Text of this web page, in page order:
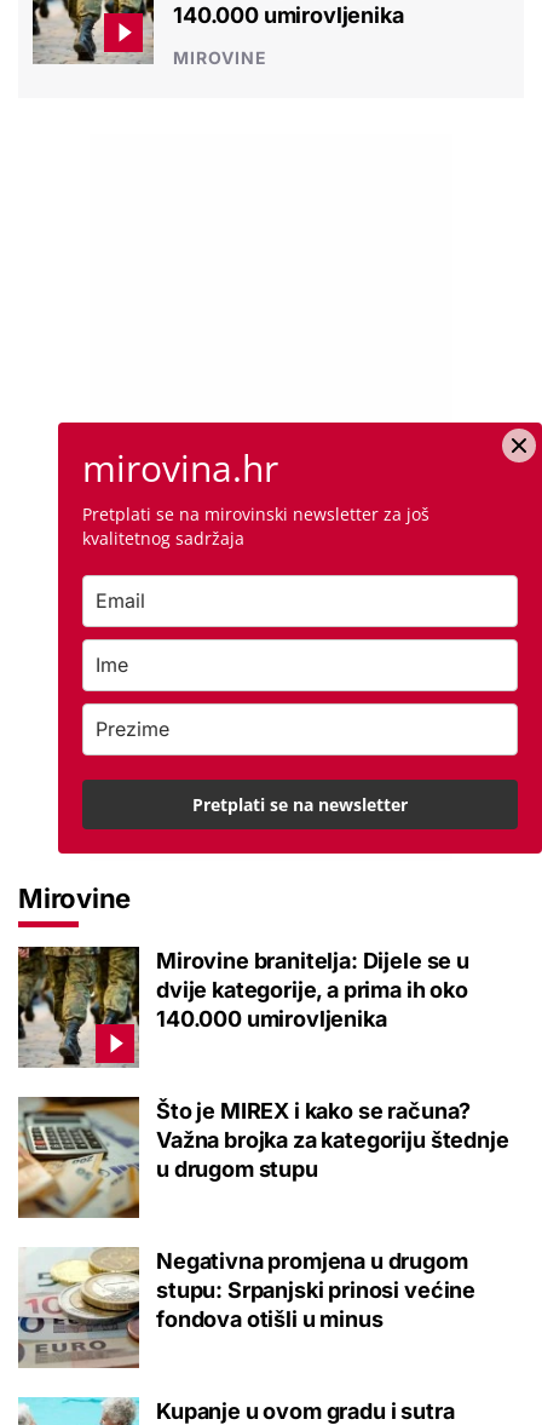
140.000 umirovljenika
MIROVINE
Mirovine
Mirovine branitelja: Dijele se u
dvije kategorije, a prima ih oko
140.000 umirovljenika
Što je MIREX i kako se računa?
Važna brojka za kategoriju štednje
u drugom stupu
Negativna promjena u drugom
stupu: Srpanjski prinosi većine
fondova otišli u minus
Kupanje u ovom gradu i sutra
mirovina.hr
Pretplati se na mirovinski newsletter za još
kvalitetnog sadržaja
Pretplati se na newsletter